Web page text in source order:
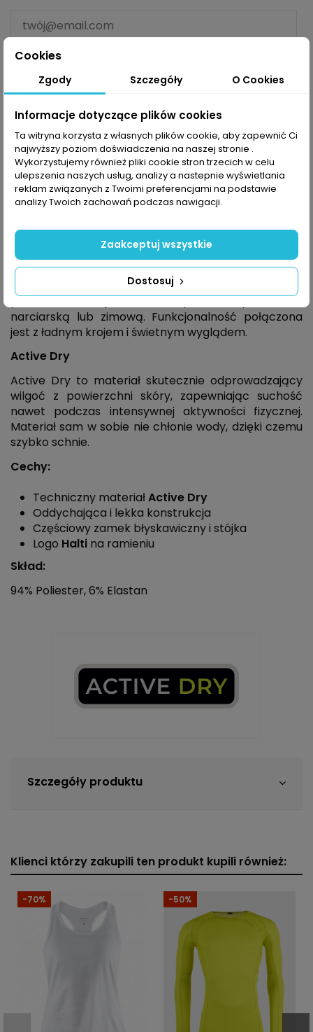
Powiadom mnie kiedy dostępne
Opis
Męska bluza Halti Moodito idealny wybór na stoki i
inne zimowe aktywności. Techniczna dzianina
wilgoć i zapewnia przewiewność. Model
ten posiada zamek błyskawiczny do połowy i stójkę,
która dodatkowo chroni szyję. Ta klasyczna i
lekka bluza sprawdzi się jako warstwa
podstawowa lub jako warstwa pośrednia pod kurtkę
narciarską lub zimową. Funkcjonalność połączona
jest z ładnym krojem i świetnym wyglądem.
Active Dry
Active Dry to materiał skutecznie odprowadzający
wilgoć z powierzchni skóry, zapewniając suchość
nawet podczas intensywnej aktywności fizycznej.
Materiał sam w sobie nie chłonie wody, dzięki czemu
szybko schnie.
Cechy:
Techniczny materiałActive Dry
Oddychająca i lekka konstrukcja
Częściowy zamek błyskawiczny i stójka
Logo Halti na ramieniu
Skład:
94% Poliester, 6% Elastan
Szczegóły produktu
Klienci którzy zakupili ten produkt kupili również:
-70% -50%
Cookies
Zgody Szczegóły O Cookies
Informacje dotyczące plików cookies
Ta witryna korzysta z własnych plików cookie, aby zapewnić Ci
najwyższy poziom doświadczenia na naszej stronie .
Wykorzystujemy również pliki cookie stron trzecich w celu
ulepszenia naszych usług, analizy a nastepnie wyświetlania
reklam związanych z Twoimi preferencjami na podstawie
analizy Twoich zachowań podczas nawigacji.
Dostosuj
Zaakceptuj wszystkie